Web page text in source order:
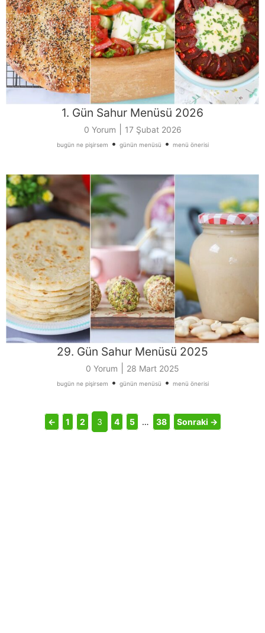
1. Gün Sahur Menüsü 2026
0 Yorum 17 Şubat 2026
bugün ne pişirsem • günün menüsü • menü önerisi
29. Gün Sahur Menüsü 2025
0 Yorum 28 Mart 2025
bugün ne pişirsem • günün menüsü • menü önerisi
← 1 2 3 4 5 … 38 Sonraki →